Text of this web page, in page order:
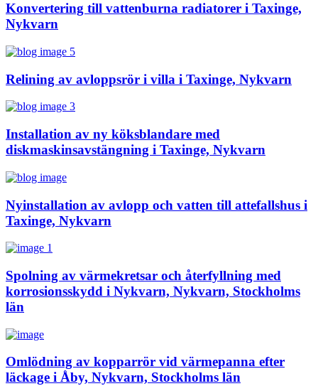
Konvertering till vattenburna radiatorer i Taxinge,
Nykvarn
Relining av avloppsrör i villa i Taxinge, Nykvarn
Installation av ny köksblandare med
diskmaskinsavstängning i Taxinge, Nykvarn
Nyinstallation av avlopp och vatten till attefallshus i
Taxinge, Nykvarn
Spolning av värmekretsar och återfyllning med
korrosionsskydd i Nykvarn, Nykvarn, Stockholms
län
Omlödning av kopparrör vid värmepanna efter
läckage i Åby, Nykvarn, Stockholms län